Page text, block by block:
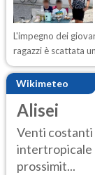
L'impegno dei
ragazzi è scattata
Wikimeteo
Alisei
Venti costanti
intertropicale
prossimit...